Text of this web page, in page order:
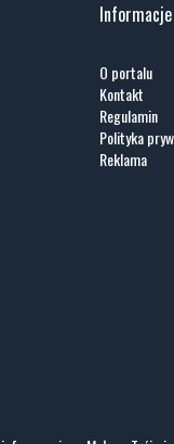
Informacje
O portalu
Kontakt
Regulamin
Polityka
Reklama